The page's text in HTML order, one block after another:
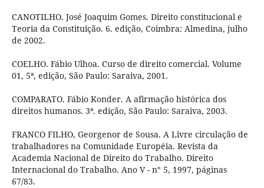
CANOTILHO. José Joaquim Gomes. Direito constitucional e
Teoria da Constituição. 6. edição, Coimbra: Almedina, julho
de 2002.
COELHO. Fábio Ulhoa. Curso de direito comercial. Volume
01, 5ª, edição, São Paulo: Saraiva, 2001.
COMPARATO. Fábio Konder. A afirmação histórica dos
direitos humanos. 3ª. edição, São Paulo: Saraiva, 2003.
FRANCO FILHO, Georgenor de Sousa. A Livre circulação de
trabalhadores na Comunidade Européia. Revista da
Academia Nacional de Direito do Trabalho. Direito
Internacional do Trabalho. Ano V - n° 5, 1997, páginas
67/83.